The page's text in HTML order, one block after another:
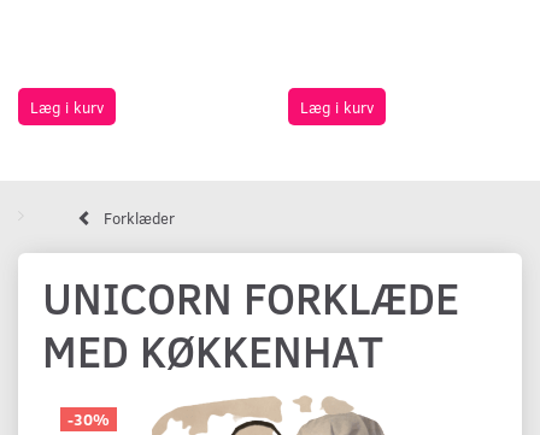
Læg i kurv Læg i kurv
Forklæder
UNICORN FORKLÆDE
MED KØKKENHAT
-30%